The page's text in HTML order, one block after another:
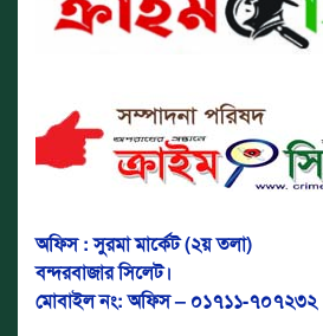
অফিস : সুরমা মার্কেট (২য় তলা)
বন্দরবাজার সিলেট।
মোবাইল নং: অফিস – ০১৭১১-৭০৭২৩২